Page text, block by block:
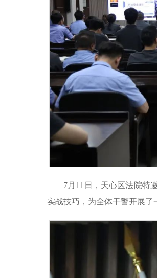
7月11日，天心区法院特
实战技巧， 为全体干警开展了